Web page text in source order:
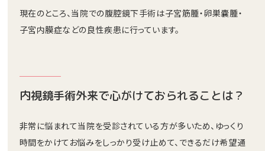
現在のところ、当院での腹腔鏡下手術は子宮筋腫・卵巣嚢腫・
子宮内膜症などの良性疾患に行っています。
内視鏡手術外来で心がけておられることは？
非常に悩まれて当院を受診されている方が多いため、ゆっくり
時間をかけてお悩みをしっかり受け止めて、できるだけ希望通